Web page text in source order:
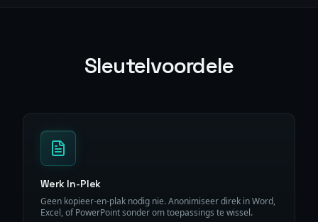
Sleutelvoordele
Werk In-Plek
Geen kopieer-en-plak nodig nie. Anonimiseer direk in Word,
Excel, of PowerPoint sonder om toepassings te wissel.